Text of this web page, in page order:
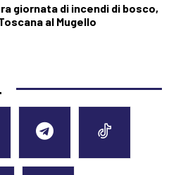
giornata di incendi di bosco,
al Mugello